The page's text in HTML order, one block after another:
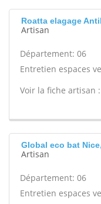
Roatta elagage
Artisan
Département: 06
Entretien espaces
Voir la fiche artisan :
Global eco bat
Artisan
Département: 06
Entretien espaces